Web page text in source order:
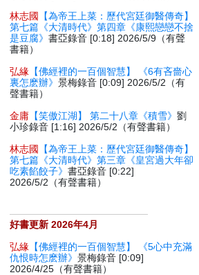
林志國
【為帝王上菜：歷代宮廷御醫傳奇】
第七篇《大清時代》第四章《康熙戀戀不捨
是豆腐》書亞錄音 [0:18] 2026/5/9（有聲
書籍）
弘緣 【佛經裡的一百個智慧】 《6有吝嗇心
裏怎麽辦》景梅錄音 [0:09] 2026/5/2（有
聲書籍）
金庸 【笑傲江湖】 第二十八章《積雪》劉
小珍錄音 [1:16] 2026/5/2（有聲書籍）
林志國
【為帝王上菜：歷代宮廷御醫傳奇】
第七篇《大清時代》第三章《皇宮過大年卻
吃素餡餃子》書亞錄音 [0:22]
2026/5/2（有聲書籍）
好書更新 2026年4月
弘緣 【佛經裡的一百個智慧】 《5心中充滿
仇恨時怎麽辦》景梅錄音 [0:09]
2026/4/25（有聲書籍）